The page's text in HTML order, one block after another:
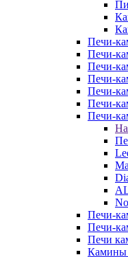
Печи-
Печи-
Печи-
Печи-
Печи-
Печи-
Печи-
Печи-
Печи-
Печи
Камины